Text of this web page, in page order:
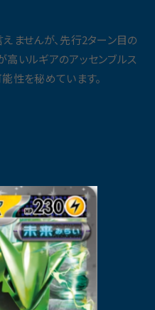
ませんが、先行2ターン目の
いルギアのアッセンブルス
性を秘めています。